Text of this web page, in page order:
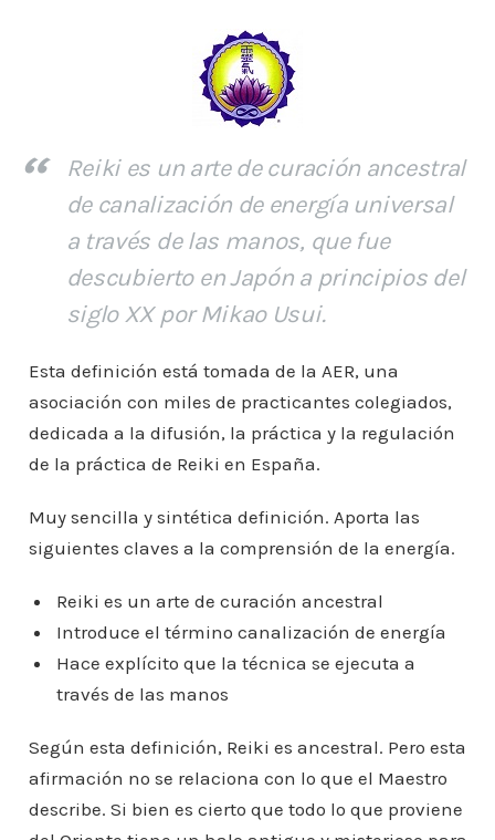
Reiki es un arte de curación ancestral
de canalización de energía universal
a través de las manos, que fue
descubierto en Japón a principios del
siglo XX por Mikao Usui.
Esta definición está tomada de la AER, una
asociación con miles de practicantes colegiados,
dedicada a la difusión, la práctica y la regulación
de la práctica de Reiki en España.
Muy sencilla y sintética definición. Aporta las
siguientes claves a la comprensión de la energía.
Reiki es un arte de curación ancestral
Introduce el término canalización de energía
Hace explícito que la técnica se ejecuta a
través de las manos
Según esta definición, Reiki es ancestral. Pero esta
afirmación no se relaciona con lo que el Maestro
describe. Si bien es cierto que todo lo que proviene